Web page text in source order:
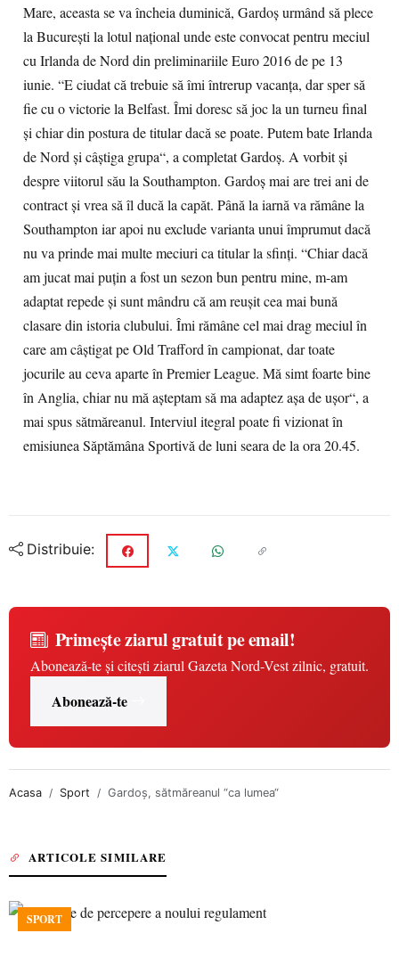
Mare, aceasta se va încheia duminică, Gardoş urmând să plece
la Bucureşti la lotul naţional unde este convocat pentru meciul
cu Irlanda de Nord din preliminariile Euro 2016 de pe 13
iunie. “E ciudat că trebuie să îmi întrerup vacanţa, dar sper să
fie cu o victorie la Belfast. Îmi doresc să joc la un turneu final
şi chiar din postura de titular dacă se poate. Putem bate Irlanda
de Nord şi câştiga grupa“, a completat Gardoş. A vorbit şi
despre viitorul său la Southampton. Gardoş mai are trei ani de
contract şi vrea să îl ducă la capăt. Până la iarnă va rămâne la
Southampton iar apoi nu exclude varianta unui împrumut dacă
nu va prinde mai multe meciuri ca titular la sfinţi. “Chiar dacă
am jucat mai puţin a fost un sezon bun pentru mine, m-am
adaptat repede şi sunt mândru că am reuşit cea mai bună
clasare din istoria clubului. Îmi rămâne cel mai drag meciul în
care am câştigat pe Old Trafford în campionat, dar toate
jocurile au ceva aparte în Premier League. Mă simt foarte bine
în Anglia, chiar nu mă aşteptam să ma adaptez aşa de uşor“, a
mai spus sătmăreanul. Interviul itegral poate fi vizionat în
emisiunea Săptămâna Sportivă de luni seara de la ora 20.45.
Distribuie:
Primește ziarul gratuit pe email!
Abonează-te și citești ziarul Gazeta Nord-Vest zilnic, gratuit.
Abonează-te
Acasa Sport Gardoş, sătmăreanul “ca lumea“
ARTICOLE SIMILARE
SPORT